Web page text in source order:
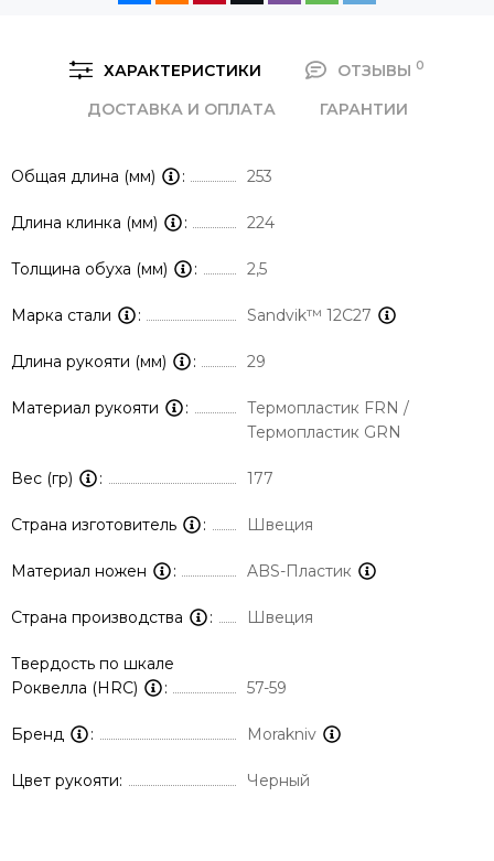
ХАРАКТЕРИСТИКИ ОТЗЫВЫ 0
ДОСТАВКА И ОПЛАТА ГАРАНТИИ
Общая длина (мм) 253
Длина клинка (мм) 224
Толщина обуха (мм) 2,5
Марка стали Sandvik™ 12С27
Длина рукояти (мм) 29
Материал рукояти
Термопластик FRN /
Термопластик GRN
Вес (гр) 177
Страна изготовитель Швеция
Материал ножен ABS-Пластик
Страна производства Швеция
Твердость по шкале
Роквелла (HRC)
57-59
Бренд Morakniv
Цвет рукояти Черный